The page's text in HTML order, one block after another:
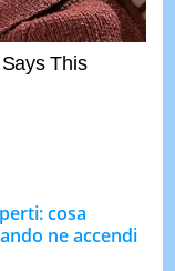
cosa
ne accendi